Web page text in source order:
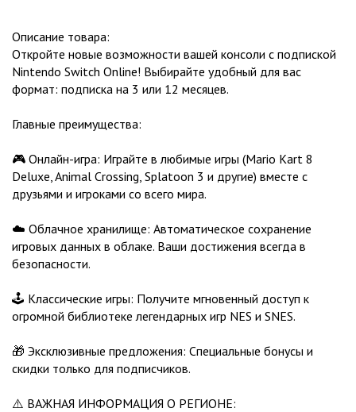
Описание товара:
Откройте новые возможности вашей консоли с подпиской
Nintendo Switch Online! Выбирайте удобный для вас
формат: подписка на 3 или 12 месяцев.
Главные преимущества:
🎮 Онлайн-игра: Играйте в любимые игры (Mario Kart 8
Deluxe, Animal Crossing, Splatoon 3 и другие) вместе с
друзьями и игроками со всего мира.
☁️ Облачное хранилище: Автоматическое сохранение
игровых данных в облаке. Ваши достижения всегда в
безопасности.
🕹️ Классические игры: Получите мгновенный доступ к
огромной библиотеке легендарных игр NES и SNES.
🎁 Эксклюзивные предложения: Специальные бонусы и
скидки только для подписчиков.
⚠️ ВАЖНАЯ ИНФОРМАЦИЯ О РЕГИОНЕ: